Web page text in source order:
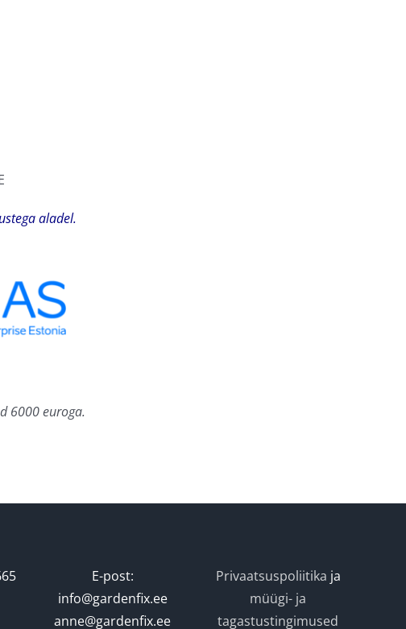
aladel.
6000 euroga.
E-post:
info@gardenfix.ee
anne@gardenfix.ee
Privaatsuspoliitika ja
müügi- ja
tagastustingimused